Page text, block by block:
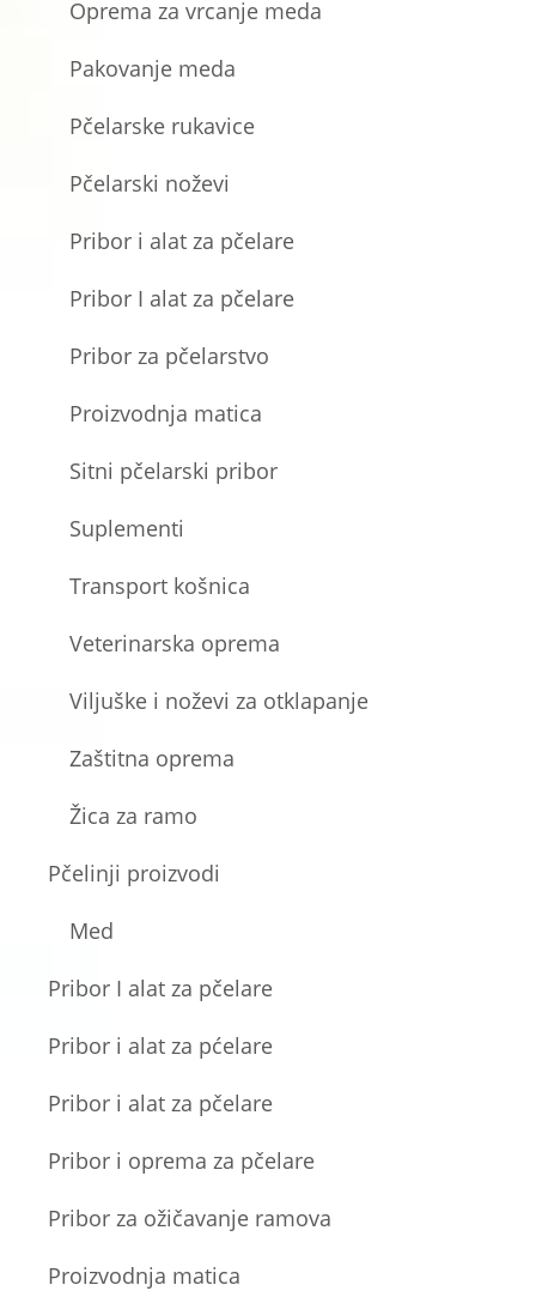
Oprema za vrcanje meda
Pakovanje meda
Pčelarske rukavice
Pčelarski noževi
Pribor i alat za pčelare
Pribor I alat za pčelare
Pribor za pčelarstvo
Proizvodnja matica
Sitni pčelarski pribor
Suplementi
Transport košnica
Veterinarska oprema
Viljuške i noževi za otklapanje
Zaštitna oprema
Žica za ramo
Pčelinji proizvodi
Med
Pribor I alat za pčelare
Pribor i alat za pćelare
Pribor i alat za pčelare
Pribor i oprema za pčelare
Pribor za ožičavanje ramova
Proizvodnja matica